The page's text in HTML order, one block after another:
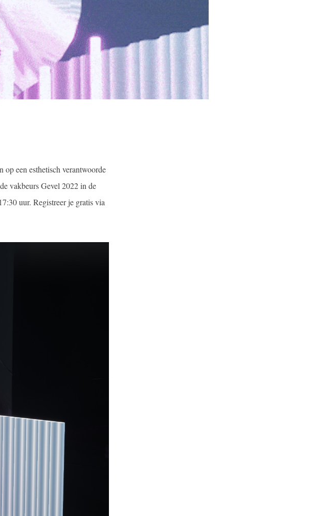
een esthetisch verantwoorde
vakbeurs Gevel 2022 in de
uur. Registreer je gratis via